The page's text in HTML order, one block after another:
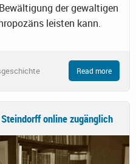
der gewaltigen
leisten kann.
Read more
online zugänglich